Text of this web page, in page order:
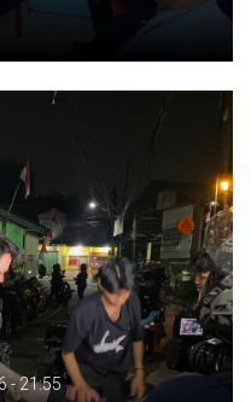
- 21:55